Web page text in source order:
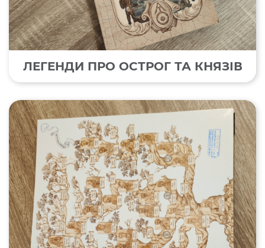
ЛЕГЕНДИ ПРО ОСТРОГ ТА КНЯЗІВ